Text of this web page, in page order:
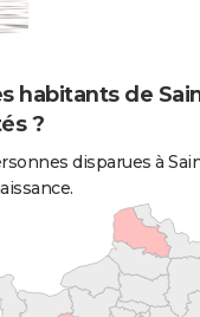
habitants de
?
disparues à